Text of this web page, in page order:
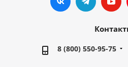
8 (800) 550-95-75